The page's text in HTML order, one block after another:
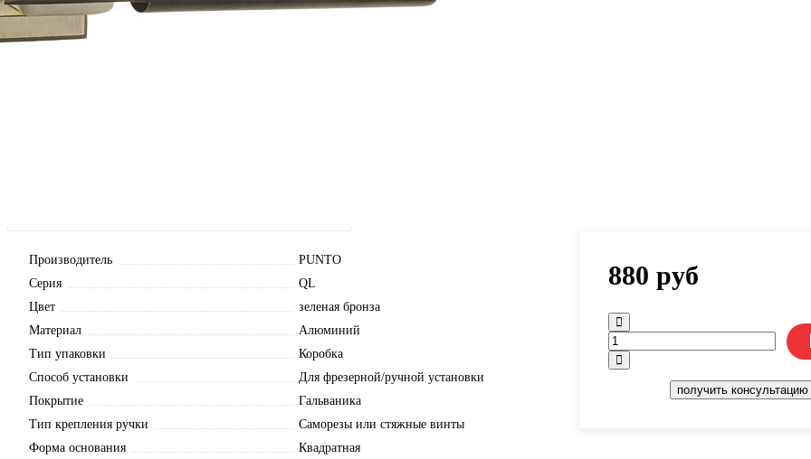
Производитель
PUNTO
Серия
QL
Цвет
зеленая бронза
Материал
Алюминий
Тип упаковки
Коробка
Способ установки
Для фрезерной/ручной установки
Покрытие
Гальваника
Тип крепления ручки
Саморезы или стяжные винты
Форма основания
Квадратная
880 руб
получить консультацию